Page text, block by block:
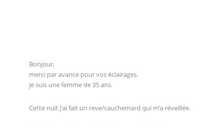
Bonjour,
merci par avance pour vos éclairages.
je suis une femme de 35 ans.
Cette nuit j’ai fait un reve/cauchemard qui m’a réveillée.